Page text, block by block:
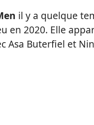
il y a quelque
2020. Elle
Asa Buterfiel et